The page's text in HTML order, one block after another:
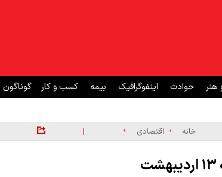
هنر حوادث اینفوگرافیک بیمه کسب و کار گوناگون
خانه اقتصادی |